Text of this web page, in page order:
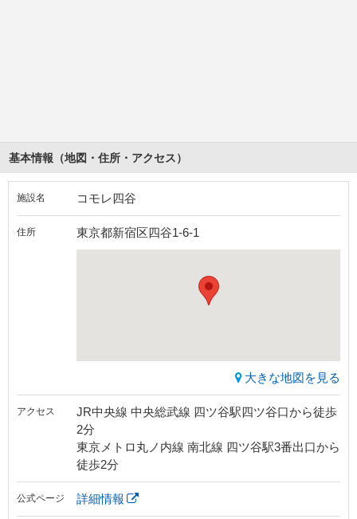
基本情報（地図・住所・アクセス）
施設名 コモレ四谷
住所 東京都新宿区四谷1-6-1
大きな地図を見る
アクセス
JR中央線 中央総武線 四ツ谷駅四ツ谷口から徒歩
2分
東京メトロ丸ノ内線 南北線 四ツ谷駅3番出口から
徒歩2分
公式ページ 詳細情報